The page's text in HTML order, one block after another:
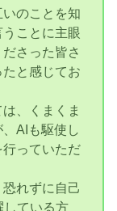
のことを知
ことに主眼
さった皆さ
と感じてお
、くまくま
AIも駆使し
っていただ
れずに自己
している方